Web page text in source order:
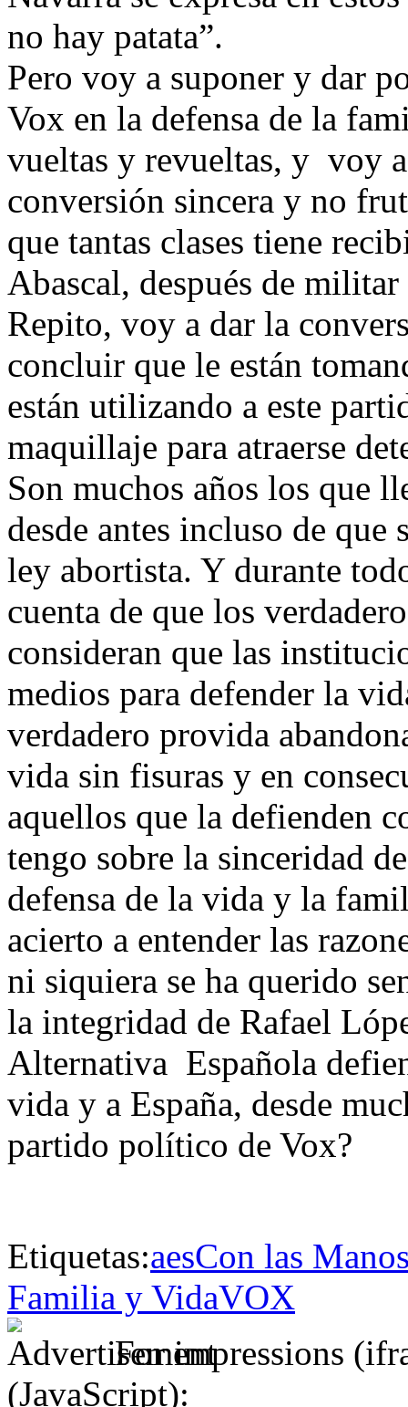
no hay patata”.
Pero voy a suponer y dar
Vox en la defensa de la
vueltas y revueltas, y voy
conversión sincera y no
que tantas clases tiene
Abascal, después de
Repito, voy a dar la
concluir que le están
están utilizando a este
maquillaje para atraerse
Son muchos años los que
desde antes incluso de que
ley abortista. Y durante
cuenta de que los
consideran que las
medios para defender la
verdadero provida
vida sin fisuras y en
aquellos que la defienden
tengo sobre la sinceridad
defensa de la vida y la
acierto a entender las
ni siquiera se ha querido
la integridad de Rafael
Alternativa Española
vida y a España, desde
partido político de Vox?
Etiquetas:aesCon las
Familia y VidaVOX
For impressions
(JavaScript):